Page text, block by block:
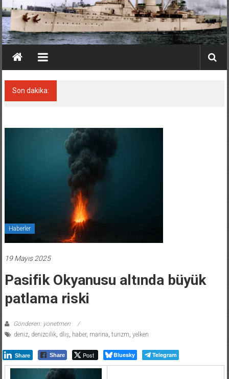
Son dakika:
Haberler
19 Mayıs 2025
Pasifik Okyanusu altında büyük
patlama riski
Gönderen: yonetmen
deniz, denizcilik, dlış, haber, marina, turizm, yelken
Share Share Post Bluesky Telegram